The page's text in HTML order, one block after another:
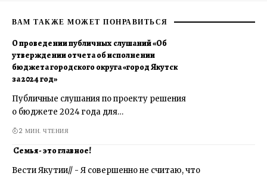
ВАМ ТАКЖЕ МОЖЕТ ПОНРАВИТЬСЯ
О проведении публичных слушаний «Об
утверждении отчета об исполнении
бюджета городского округа «город Якутск
за 2024 год»
Публичные слушания по проекту решения
о бюджете 2024 года для…
2 МИН. ЧТЕНИЯ
Семья- это главное!
Вести Якутии// - Я совершенно не считаю, что